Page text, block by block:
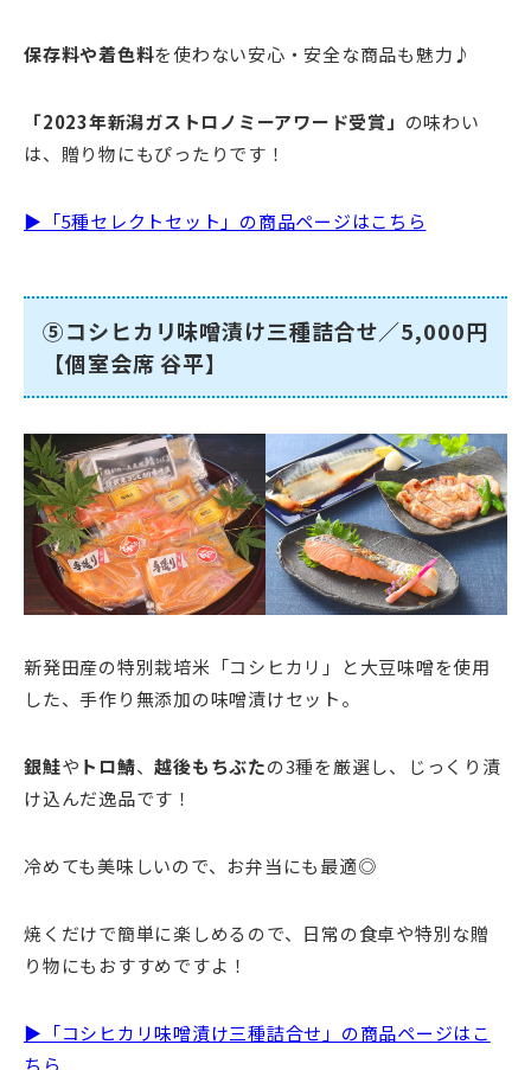
保存料や着色料を使わない安心・安全な商品も魅力♪
「2023年新潟ガストロノミーアワード受賞」 の味わい
は、贈り物にもぴったりです！
▶「5種セレクトセット」の商品ページはこちら
⑤コシヒカリ味噌漬け三種詰合せ／5,000円
【個室会席 谷平】
新発田産の特別栽培米「コシヒカリ」と大豆味噌を使用
した、手作り無添加の味噌漬けセット。
銀鮭や トロ鯖、越後もちぶたの3種を厳選し、じっくり漬
け込んだ逸品です！
冷めても美味しいので、お弁当にも最適◎
焼くだけで簡単に楽しめるので、日常の食卓や特別な贈
り物にもおすすめですよ！
▶「コシヒカリ味噌漬け三種詰合せ」の商品ページはこ
ちら